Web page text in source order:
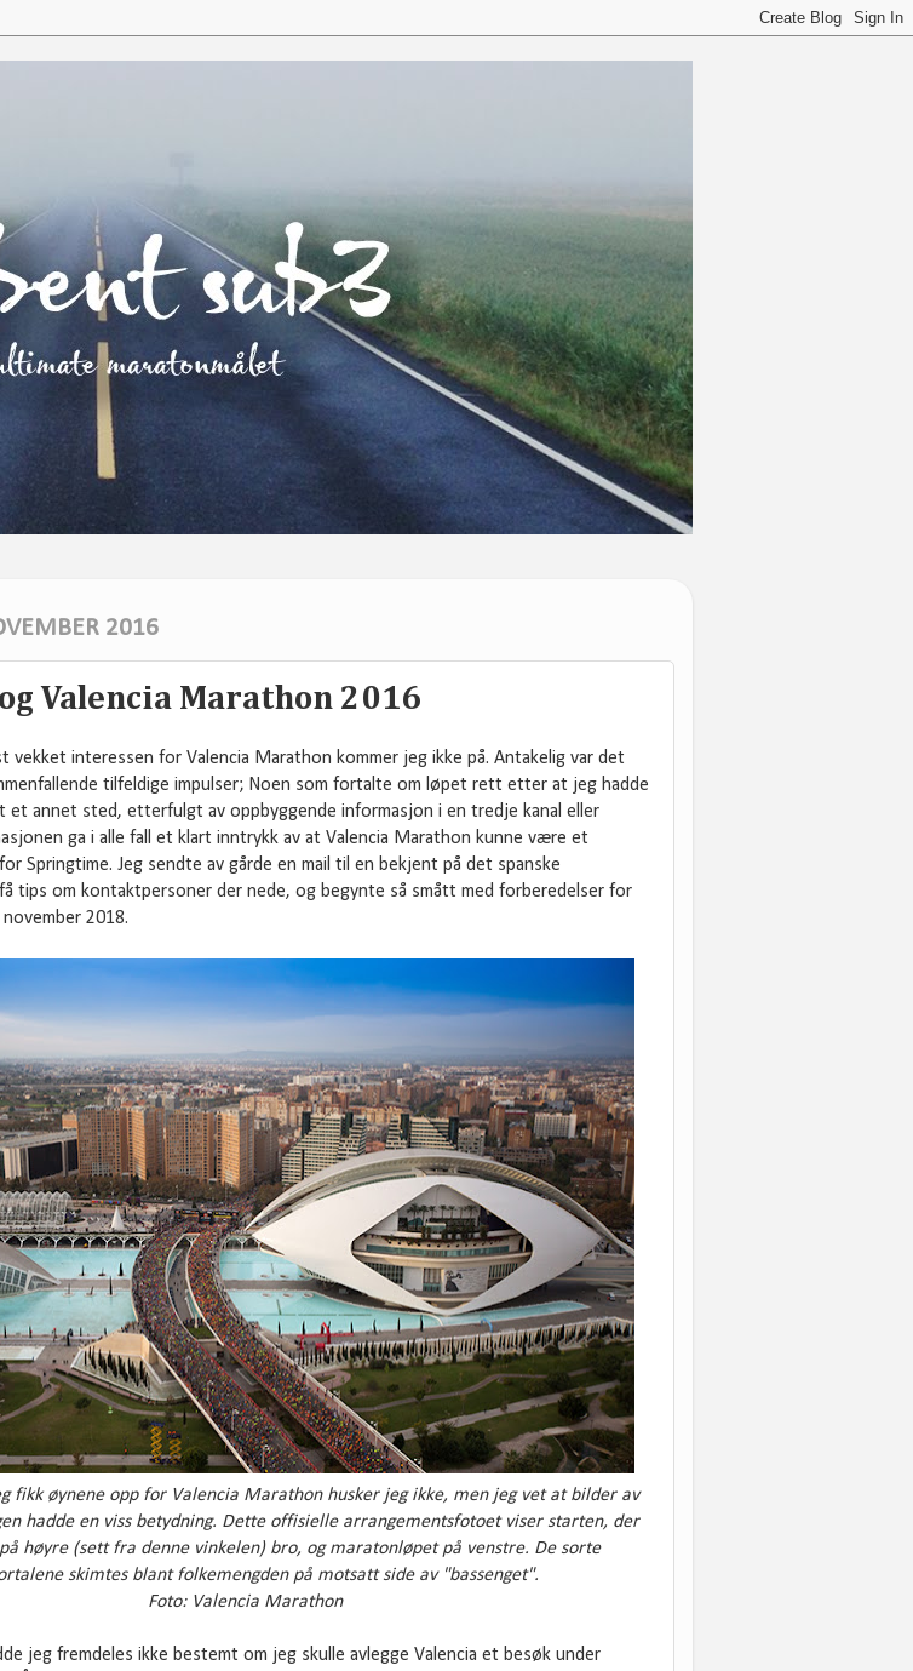
2016
Valencia Marathon 2016
vekket interessen for Valencia Marathon kommer jeg ikke på. Antakelig var det
tilfeldige impulser; Noen som fortalte om løpet rett etter at jeg hadde
et annet sted, etterfulgt av oppbyggende informasjon i en tredje kanal eller
ga i alle fall et klart inntrykk av at Valencia Marathon kunne være et
Springtime. Jeg sendte av gårde en mail til en bekjent på det spanske
tips om kontaktpersoner der nede, og begynte så smått med forberedelser for
2018.
fikk øynene opp for Valencia Marathon husker jeg ikke, men jeg vet at bilder av
hadde en viss betydning. Dette offisielle arrangementsfotoet viser starten, der
høyre (sett fra denne vinkelen) bro, og maratonløpet på venstre. De sorte
skimtes blant folkemengden på motsatt side av "bassenget".
Foto: Valencia Marathon
jeg fremdeles ikke bestemt om jeg skulle avlegge Valencia et besøk under